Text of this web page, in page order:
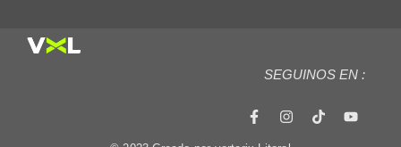
SEGUINOS EN :